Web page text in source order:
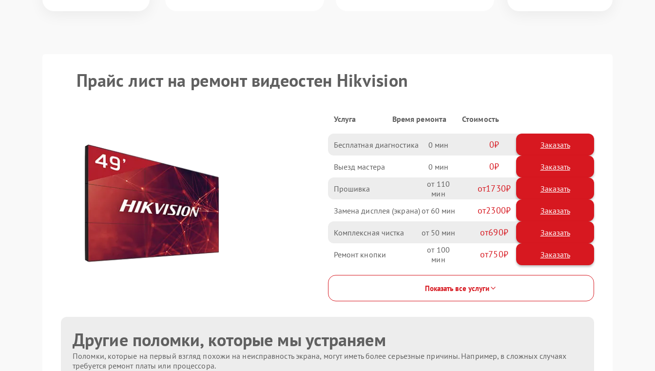
Прайс лист на ремонт видеостен Hikvision
Услуга Время ремонта Стоимость
Бесплатная диагностика 0 0 Заказать
Выезд мастера 0 0 Заказать
Прошивка 110 1730
Замена дисплея (экрана) 60 2300
Комплексная чистка 50 690
Ремонт кнопки 100 750
Показать все услуги
Другие поломки, которые мы устраняем
Поломки, которые на первый взгляд похожи на неисправность экрана, могут иметь более серьезные причины. Например, в сложных случаях
требуется ремонт платы или процессора.